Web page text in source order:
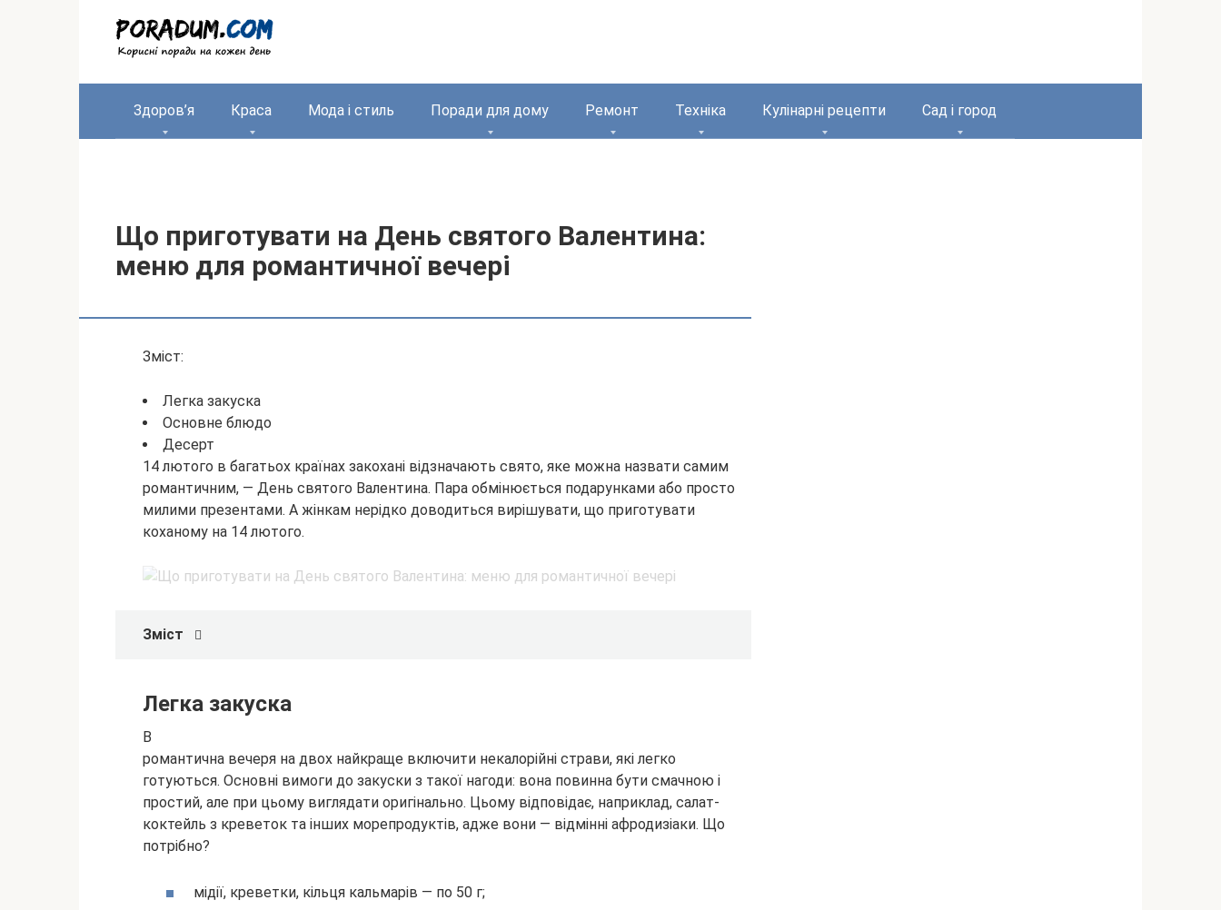
Здоров’я Краса Мода і стиль Поради для дому Ремонт Техніка Кулінарні рецепти Сад і город
Що приготувати на День святого Валентина:
меню для романтичної вечері
Зміст:
Легка закуска
Основне блюдо
Десерт
14 лютого в багатьох країнах закохані відзначають свято, яке можна назвати самим
романтичним, — День святого Валентина. Пара обмінюється подарунками або просто
милими презентами. А жінкам нерідко доводиться вирішувати, що приготувати
коханому на 14 лютого.
Зміст
Легка закуска
В
романтична вечеря на двох найкраще включити некалорійні страви, які легко
готуються. Основні вимоги до закуски з такої нагоди: вона повинна бути смачною і
простий, але при цьому виглядати оригінально. Цьому відповідає, наприклад, салат-
коктейль з креветок та інших морепродуктів, адже вони — відмінні афродизіаки. Що
потрібно?
мідії, креветки, кільця кальмарів — по 50 г;